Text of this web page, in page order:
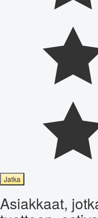
Jatka
Asiakkaat,